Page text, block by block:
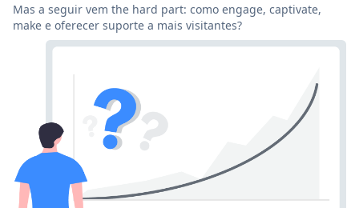
Mas a seguir vem the hard part: como engage, captivate,
make e oferecer suporte a mais visitantes?